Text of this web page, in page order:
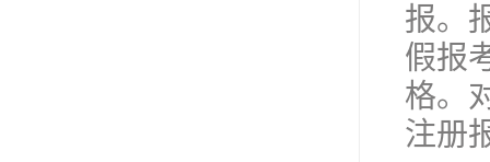
报。
假报
格。
注册